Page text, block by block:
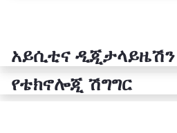
አይሲቲና ዲጂታላይዜሽን
የቴክኖሎጂ ሽግግር